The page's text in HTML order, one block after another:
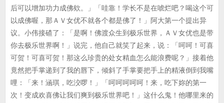
后可以增加功力成佛欸。」「哇靠！学长不是在唬烂吧？喝这个可
以成佛喔，那ＡＶ女优不就各个都是佛了！」阿大第一个提出异
议。小伟接碴了：「是啊！佛渡众生到极乐世界，ＡＶ女优也是带
你去极乐世界啊！」说完，他自己就笑了起来，说：「呵呵！可喜
可贺！可喜可贺！那这么珍贵的处女精血怎么能浪费呢？」接着他
竟然把手掌递到了我的唇下，倾斜了手掌要把手上的精液倒到我嘴
哩：「来！涵琪，吃洨啰！」「呵呵呵呵呵！来，吃下妳的第一
次！变成欢喜佛让我们爽到极乐世界吧！」这什么鬼！他哪里来的